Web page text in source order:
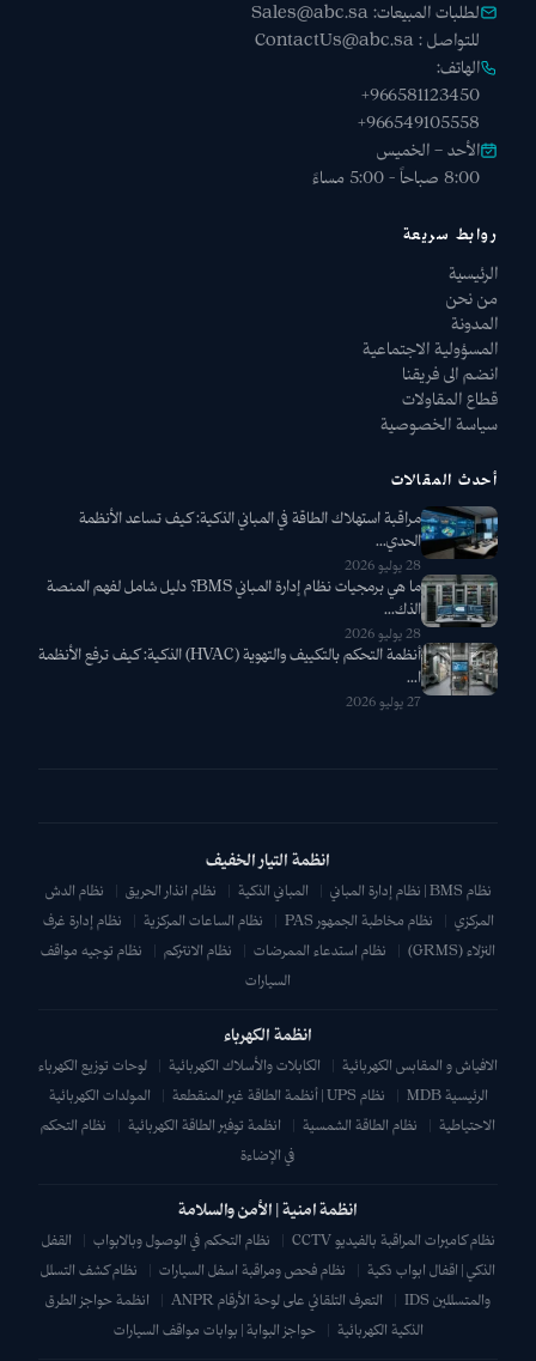
لطلبات المبيعات: Sales@abc.sa
للتواصل : ContactUs@abc.sa
الهاتف:
+966581123450
+966549105558
الأحد – الخميس
8:00 صباحاً - 5:00 مساءً
روابط سريعة
الرئيسية
من نحن
المدونة
المسؤولية الاجتماعية
انضم الى فريقنا
قطاع المقاولات
سياسة الخصوصية
أحدث المقالات
مراقبة استهلاك الطاقة في المباني الذكية: كيف تساعد الأنظمة
الحدي...
28 يوليو 2026
ما هي برمجيات نظام إدارة المباني BMS؟ دليل شامل لفهم المنصة
الذك...
28 يوليو 2026
أنظمة التحكم بالتكييف والتهوية (HVAC) الذكية: كيف ترفع الأنظمة
ا...
27 يوليو 2026
انظمة التيار الخفيف
نظام BMS | نظام إدارة المباني | المباني الذكية | نظام انذار الحريق |
نظام الدش
المركزي | نظام مخاطبة الجمهور PAS | نظام الساعات المركزية |
نظام إدارة غرف
النزلاء (GRMS)
| نظام استدعاء الممرضات | نظام الانتركم |
نظام توجيه مواقف
السيارات
انظمة الكهرباء
الافياش و المقابس الكهربائية | الكابلات والأسلاك الكهربائية |
لوحات توزيع الكهرباء
الرئيسية MDB
| نظام UPS | أنظمة الطاقة غير المنقطعة |
المولدات الكهربائية
الاحتياطية | نظام الطاقة الشمسية | انظمة توفير الطاقة الكهربائية |
نظام التحكم
في الإضاءة
انظمة امنية | الأمن والسلامة
نظام كاميرات المراقبة بالفيديو CCTV | نظام التحكم في الوصول وبالابواب |
القفل
الذكي | اقفال ابواب ذكية | نظام فحص ومراقبة اسفل السيارات |
نظام كشف التسلل
والمتسللين IDS
| التعرف التلقائي على لوحة الأرقام ANPR |
انظمة حواجز الطرق
الذكية الكهربائية | حواجز البوابة | بوابات مواقف السيارات